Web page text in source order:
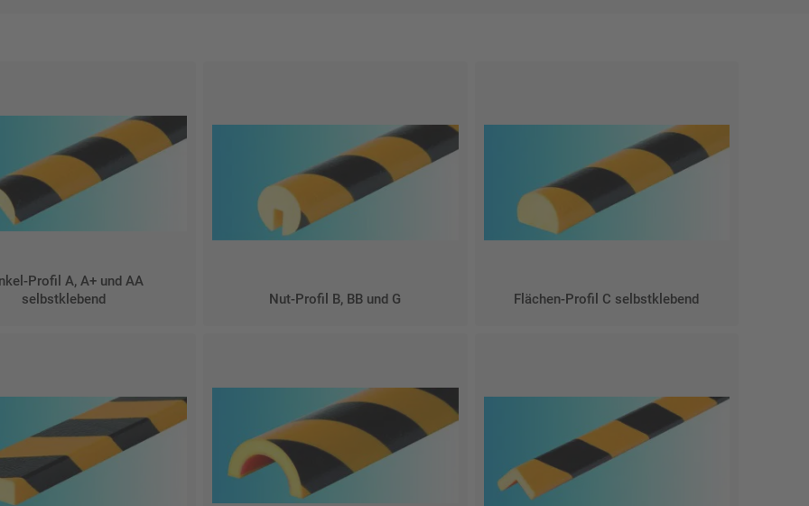
Profil A, A+ und AA
selbstklebend
Nut-Profil B, BB und G Flächen-Profil C selbstklebend